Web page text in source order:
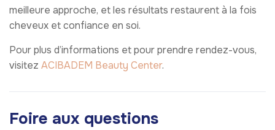
meilleure approche, et les résultats restaurent à la fois
cheveux et confiance en soi.
Pour plus d’informations et pour prendre rendez-vous,
visitez ACIBADEM Beauty Center.
Foire aux questions